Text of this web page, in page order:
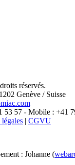
X
réservés.
Genève / Suisse
53 57 - Mobile : +41
| CGVU
: Johanne (